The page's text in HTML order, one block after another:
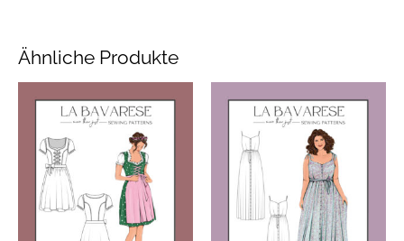
Ähnliche Produkte